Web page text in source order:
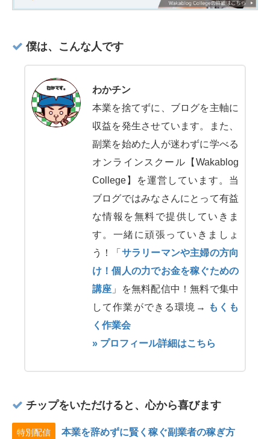
僕は、こんな人です
わかチン
本業を捨てずに、ブログを主軸に
収益を発生させています。また、
副業を始めた人が迷わずに学べる
オンラインスクール【Wakablog
College】を運営しています。当
ブログではみなさんにとって有益
な情報を無料で提供していきま
す。一緒に頑張っていきましょ
う！「 サラリーマンや主婦の方向
け！個人の力でお金を稼ぐための
講座 」を無料配信中！無料で集中
して作業ができる環境→
もくも
く作業会
» プロフィール詳細はこちら
チップをいただけると、心から喜びます
特別配信 本業を辞めずに賢く稼ぐ副業者の稼ぎ方